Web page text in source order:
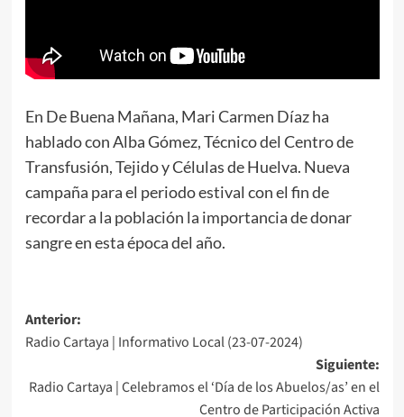
En De Buena Mañana, Mari Carmen Díaz ha
hablado con Alba Gómez, Técnico del Centro de
Transfusión, Tejido y Células de Huelva. Nueva
campaña para el periodo estival con el fin de
recordar a la población la importancia de donar
sangre en esta época del año.
Anterior:
Radio Cartaya | Informativo Local (23-07-2024)
Siguiente:
Radio Cartaya | Celebramos el ‘Día de los Abuelos/as’ en el
Centro de Participación Activa